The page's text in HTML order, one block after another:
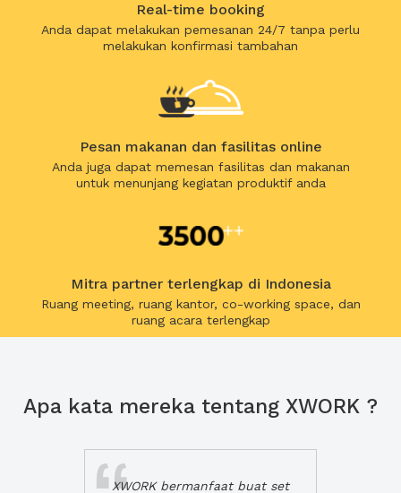
Real-time booking
Anda dapat melakukan pemesanan 24/7 tanpa perlu
melakukan konfirmasi tambahan
Pesan makanan dan fasilitas online
Anda juga dapat memesan fasilitas dan makanan
untuk menunjang kegiatan produktif anda
Mitra partner terlengkap di Indonesia
Ruang meeting, ruang kantor, co-working space, dan
ruang acara terlengkap
Apa kata mereka tentang XWORK ?
XWORK bermanfaat buat set